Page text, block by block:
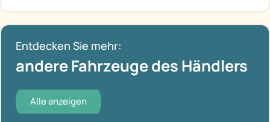
Entdecken Sie mehr:
andere Fahrzeuge des Händlers
Alle anzeigen